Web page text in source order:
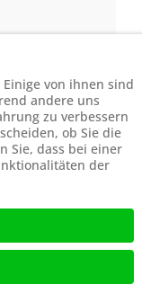
byTheme-
von ihnen sind
andere uns
zu verbessern
ob Sie die
Sie, dass bei einer
der